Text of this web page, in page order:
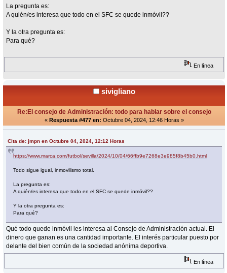
La pregunta es:
A quién/es interesa que todo en el SFC se quede inmóvil??
Y la otra pregunta es:
Para qué?
En línea
sivigliano
Re:El consejo de Administración: todo para hablar sobre el consejo
« Respuesta #477 en: Octubre 04, 2024, 12:46 Horas »
Cita de: jmpn en Octubre 04, 2024, 12:12 Horas
https://www.marca.com/futbol/sevilla/2024/10/04/66ffb9e7268e3e985f8b45b0.html
Todo sigue igual, inmovilismo total.
La pregunta es:
A quién/es interesa que todo en el SFC se quede inmóvil??
Y la otra pregunta es:
Para qué?
Qué todo quede inmóvil les interesa al Consejo de Administración actual. El
dinero que ganan es una cantidad importante. El interés particular puesto por
delante del bien común de la sociedad anónima deportiva.
En línea